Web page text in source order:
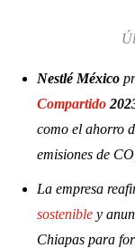
Nestlé México
Compartido
como el ahorro
emisiones de
La empresa
sostenible y
Chiapas para